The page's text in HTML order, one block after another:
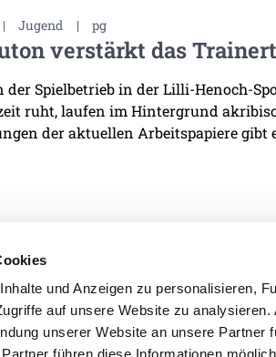
und Anzeigen zu personalisieren,
auf unsere Website zu analysieren.
unserer Website an unsere Partner
| Jugend | pg
verstärkt das
der Spielbetrieb in der Lilli-Henoch-
ruht, laufen im Hintergrund
der aktuellen Arbeitspapiere gibt
IMPRESSUM